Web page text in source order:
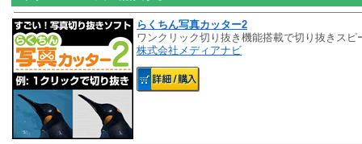
らくちん写真カッター2
ワンクリック切り抜き機能搭載で切り抜きス
株式会社メディアナビ